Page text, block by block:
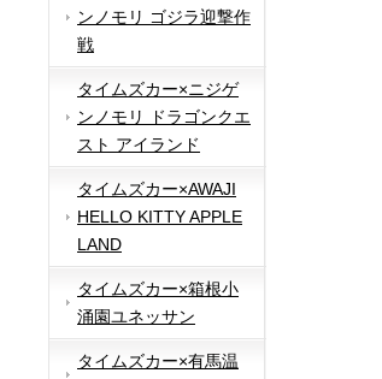
ンノモリ ゴジラ迎撃作
戦
タイムズカー×ニジゲ
ンノモリ ドラゴンクエ
スト アイランド
タイムズカー×AWAJI
HELLO KITTY APPLE
LAND
タイムズカー×箱根小
涌園ユネッサン
タイムズカー×有馬温